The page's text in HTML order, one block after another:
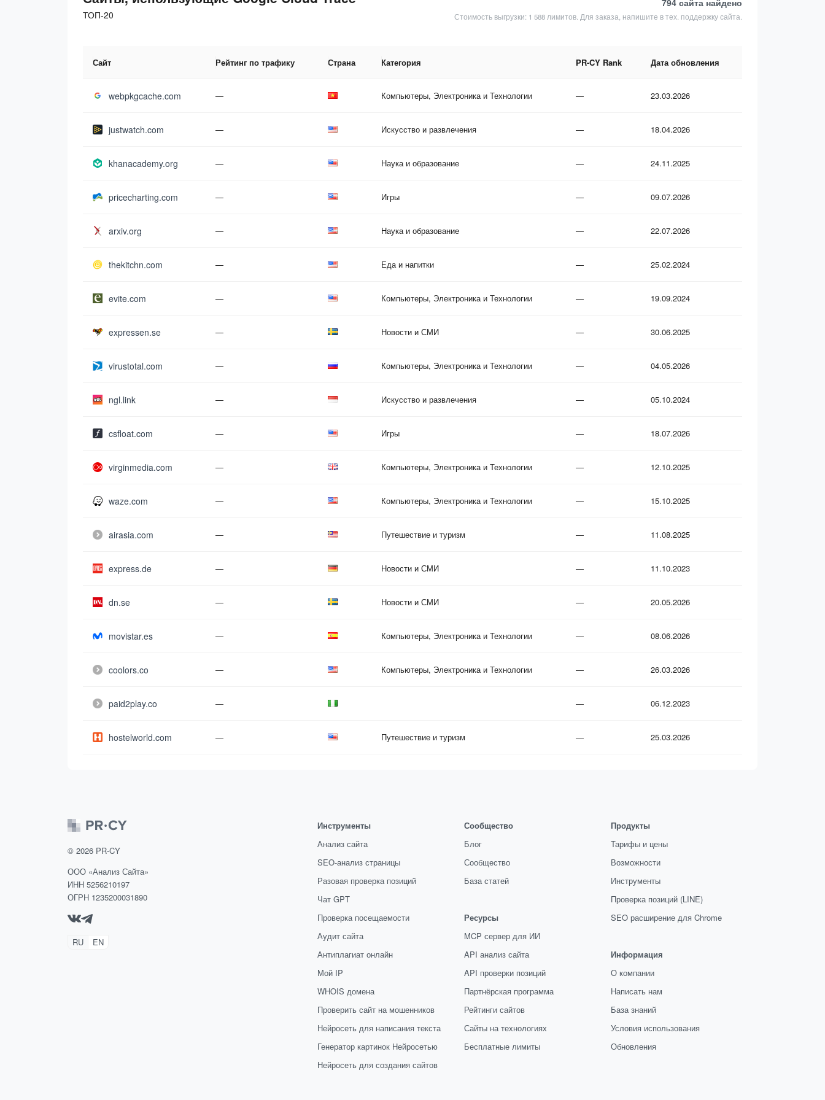
ТОП-20
794 сайта найдено
Стоимость выгрузки: 1 588 лимитов. Для заказа, напишите в тех. поддержку сайта.
Сайт Рейтинг по трафику Страна Категория PR-CY Rank Дата обновления
webpkgcache.com — Компьютеры, Электроника и Технологии — 23.03.2026
justwatch.com — Искусство и развлечения — 18.04.2026
khanacademy.org — Наука и образование — 24.11.2025
pricecharting.com — Игры — 09.07.2026
arxiv.org — Наука и образование — 22.07.2026
thekitchn.com — Еда и напитки — 25.02.2024
evite.com — Компьютеры, Электроника и Технологии — 19.09.2024
expressen.se — Новости и СМИ — 30.06.2025
virustotal.com — Компьютеры, Электроника и Технологии — 04.05.2026
ngl.link — Искусство и развлечения — 05.10.2024
csfloat.com — Игры — 18.07.2026
virginmedia.com — Компьютеры, Электроника и Технологии — 12.10.2025
waze.com — Компьютеры, Электроника и Технологии — 15.10.2025
airasia.com — Путешествие и туризм — 11.08.2025
express.de — Новости и СМИ — 11.10.2023
dn.se — Новости и СМИ — 20.05.2026
movistar.es — Компьютеры, Электроника и Технологии — 08.06.2026
coolors.co — Компьютеры, Электроника и Технологии — 26.03.2026
paid2play.co — — 06.12.2023
hostelworld.com — Путешествие и туризм — 25.03.2026
© 2026 PR-CY
ООО «Анализ Сайта»
ИНН 5256210197
ОГРН 1235200031890
RU EN
Инструменты
Анализ сайта
SEO-анализ страницы
Разовая проверка позиций
Чат GPT
Проверка посещаемости
Аудит сайта
Антиплагиат онлайн
Мой IP
WHOIS домена
Проверить сайт на мошенников
Нейросеть для написания текста
Генератор картинок Нейросетью
Нейросеть для создания сайтов
Сообщество
Блог
Сообщество
База статей
Ресурсы
MCP сервер для ИИ
API анализ сайта
API проверки позиций
Партнёрская программа
Рейтинги сайтов
Сайты на технологиях
Бесплатные лимиты
Продукты
Тарифы и цены
Возможности
Инструменты
Проверка позиций (LINE)
SEO расширение для Chrome
Информация
О компании
Написать нам
База знаний
Условия использования
Обновления